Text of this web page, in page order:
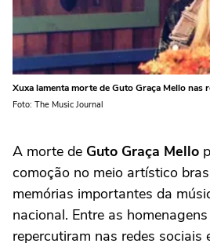
Xuxa lamenta morte de Guto Graça Mello nas
Foto: The Music Journal
A morte de Guto Graça Mello
comoção no meio artístico
memórias importantes da
nacional. Entre as
repercutiram nas redes sociais